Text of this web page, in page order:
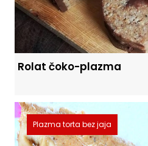
Rolat čoko-plazma
Plazma torta bez jaja